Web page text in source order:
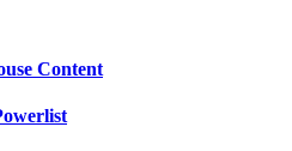
Content